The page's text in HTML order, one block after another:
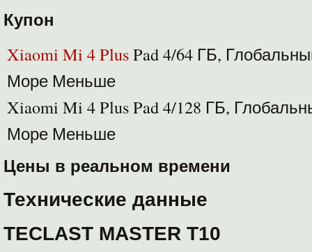
Купон
Xiaomi Mi 4 PlusPad 4/64 ГБ,
Море Меньше
Xiaomi Mi 4 Plus Pad 4/128 ГБ,
Море Меньше
Цены в реальном времени
Технические данные
TECLAST MASTER T10